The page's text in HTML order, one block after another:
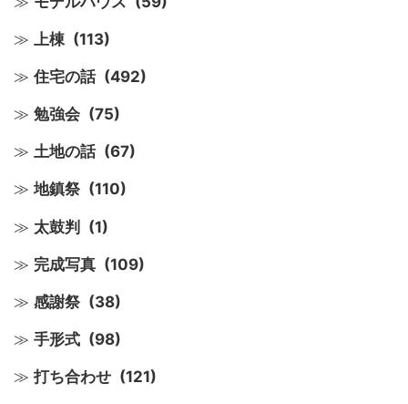
上棟 (113)
住宅の話 (492)
勉強会 (75)
土地の話 (67)
地鎮祭 (110)
太鼓判 (1)
完成写真 (109)
感謝祭 (38)
手形式 (98)
打ち合わせ (121)